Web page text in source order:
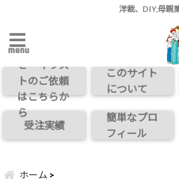
洋裁、DIY,母親
menuお問い合わ
せ・イラス
トのご依頼
はこちらか
ら
このサイト
について
受注実績
簡単なプロ
フィール
ホーム